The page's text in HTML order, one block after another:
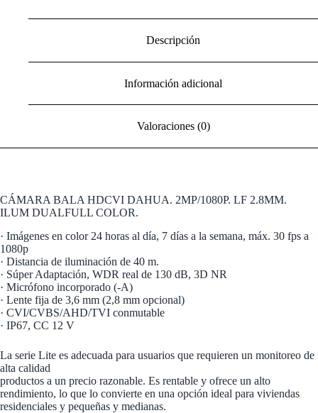
Descripción
Información adicional
Valoraciones (0)
CÁMARA BALA HDCVI DAHUA. 2MP/1080P. LF 2.8MM.
ILUM DUALFULL COLOR.
· Imágenes en color 24 horas al día, 7 días a la semana, máx. 30 fps a
1080p
· Distancia de iluminación de 40 m.
· Súper Adaptación, WDR real de 130 dB, 3D NR
· Micrófono incorporado (-A)
· Lente fija de 3,6 mm (2,8 mm opcional)
· CVI/CVBS/AHD/TVI conmutable
· IP67, CC 12 V
La serie Lite es adecuada para usuarios que requieren un monitoreo de
alta calidad
productos a un precio razonable. Es rentable y ofrece un alto
rendimiento, lo que lo convierte en una opción ideal para viviendas
residenciales y pequeñas y medianas.